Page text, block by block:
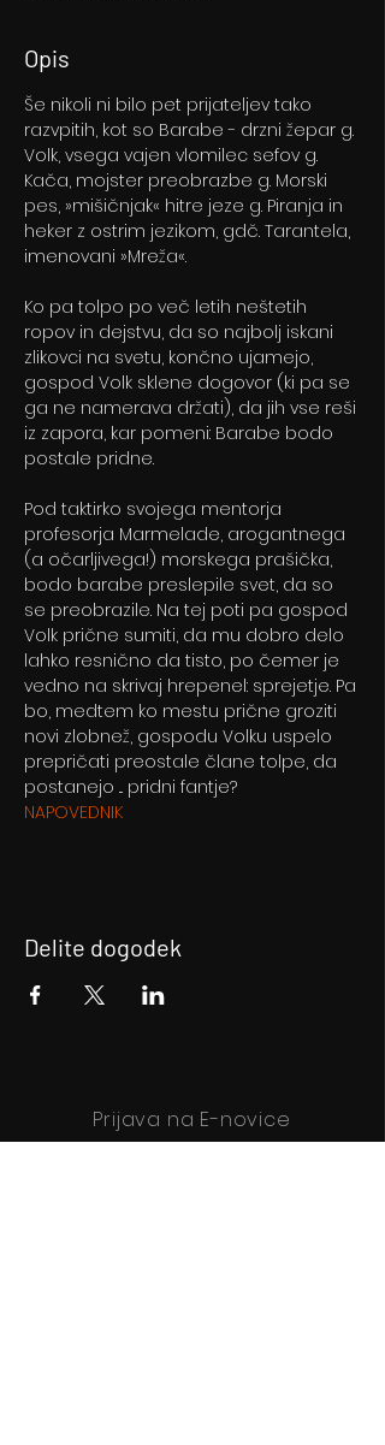
Opis
Še nikoli ni bilo pet prijateljev tako
razvpitih, kot so Barabe - drzni žepar g.
Volk, vsega vajen vlomilec sefov g.
Kača, mojster preobrazbe g. Morski
pes, »mišičnjak« hitre jeze g. Piranja in
heker z ostrim jezikom, gdč. Tarantela,
imenovani »Mreža«.
Ko pa tolpo po več letih neštetih
ropov in dejstvu, da so najbolj iskani
zlikovci na svetu, končno ujamejo,
gospod Volk sklene dogovor (ki pa se
ga ne namerava držati), da jih vse reši
iz zapora, kar pomeni: Barabe bodo
postale pridne.
Pod taktirko svojega mentorja
profesorja Marmelade, arogantnega
(a očarljivega!) morskega prašička,
bodo barabe preslepile svet, da so
se preobrazile. Na tej poti pa gospod
Volk prične sumiti, da mu dobro delo
lahko resnično da tisto, po čemer je
vedno na skrivaj hrepenel: sprejetje. Pa
bo, medtem ko mestu prične groziti
novi zlobnež, gospodu Volku uspelo
prepričati preostale člane tolpe, da
postanejo ... pridni fantje?
NAPOVEDNIK
Delite dogodek
Prijava na E-novice
Bodite obveščeni!